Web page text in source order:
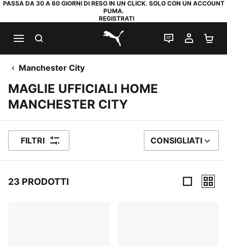
PASSA DA 30 A 60 GIORNI DI RESO IN UN CLICK. SOLO CON UN ACCOUNT
PUMA.
REGISTRATI
PUMA.com
CHAT IL MIO
Manchester City
MAGLIE UFFICIALI HOME
MANCHESTER CITY
FILTRI ORDINA PER
CONSIGLIATI
23 PRODOTTI